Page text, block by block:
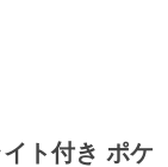
ト付き ポケ